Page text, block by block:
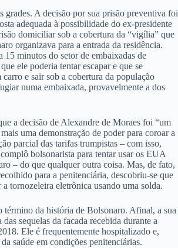
grades. A decisão por sua prisão preventiva foi
adequada à possibilidade do ex-presidente
domiciliar sob a cobertura da “vigília” que
organizava para a entrada da residência.
minutos do setor de embaixadas de
ele poderia tentar escapar e que se
carro e sair sob a cobertura da população
numa embaixada, provavelmente a dos
a decisão de Alexandre de Moraes foi “um
uma demonstração de poder para coroar a
parcial das tarifas trumpistas – com isso,
bolsonarista para tentar usar os EUA
– do que qualquer outra coisa. Mas, de fato,
para a penitenciária, descobriu-se que
tornozeleira eletrônica usando uma solda.
término da história de Bolsonaro. Afinal, a sua
sequelas da facada recebida durante a
Ele é frequentemente hospitalizado e,
saúde em condições penitenciárias.